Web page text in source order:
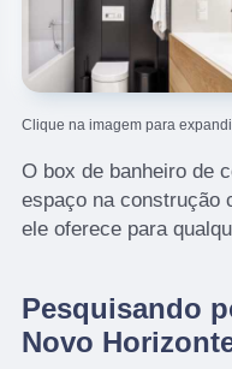
Clique na imagem para
O box de banheiro de
espaço na construção
ele oferece para
Pesquisando
Novo